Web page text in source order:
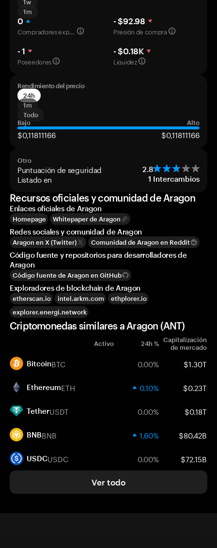
1w
1m
0
Compradores experimentados
- $92.98
Presión de compra
- 1
Poseedores
- $0.18K
Liquidez
Rendimiento del precio
24h
1m
Todo
Bajo
Alto
$0,11811166 $0,11811166
Otro
Puntuación de seguridad 2.8
Listado en 1 Intercambios
Recursos oficiales y comunidad de Aragon
Enlaces oficiales de Aragon
Homepage Whitepaper de Aragon
Redes sociales y comunidad de Aragon
Aragon en X (Twitter) Comunidad de Aragon en Reddit
Código fuente y repositorios para desarrolladores de
Aragon
Código fuente de Aragon en GitHub
Exploradores de blockchain de Aragon
etherscan.io intel.arkm.com
ethplorer.io
explorer.energi.network
Criptomonedas similares a Aragon (ANT)
Activo 24h % Capitalización
de mercado
BitcoinBTC 0.00% $1.30T
EthereumETH 0.10% $0.23T
TetherUSDT 0.00% $0.18T
BNBBNB 1.60% $80.42B
USDCUSDC 0.00% $72.15B
Ver todo